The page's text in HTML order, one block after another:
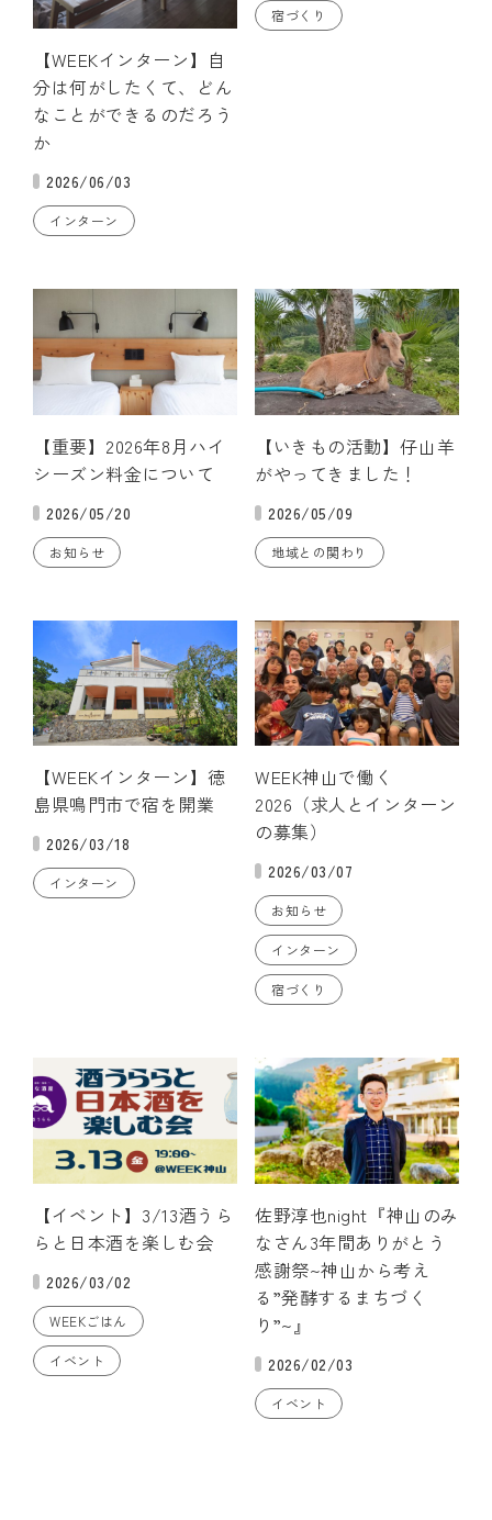
【WEEKインターン】自
分は何がしたくて、どん
なことができるのだろう
か
2026/06/03
インターン
宿づくり
【重要】2026年8月ハイ
シーズン料金について
2026/05/20
お知らせ
【いきもの活動】仔山羊
がやってきました！
2026/05/09
地域との関わり
【WEEKインターン】徳
島県鳴門市で宿を開業
2026/03/18
インターン
WEEK神山で働く
2026（求人とインターン
の募集）
2026/03/07
お知らせ
インターン
宿づくり
【イベント】3/13酒うら
らと日本酒を楽しむ会
2026/03/02
WEEKごはん
イベント
佐野淳也night『神山のみ
なさん3年間ありがとう
感謝祭~神山から考え
る”発酵するまちづく
り”~』
2026/02/03
イベント